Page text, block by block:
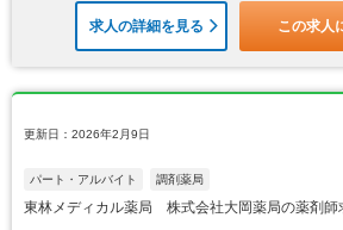
求人の詳細を見る この求人
更新日：2026年2月9日
パート・アルバイト 調剤薬局
東林メディカル薬局 株式会社大岡薬局の薬剤師